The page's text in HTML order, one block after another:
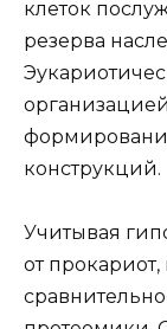
клеток
резерва
конструкций.
Учитывая
от